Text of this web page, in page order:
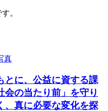
。
とに、公益に資する課
会の当たり前」を守り
、真に必要な変化を探